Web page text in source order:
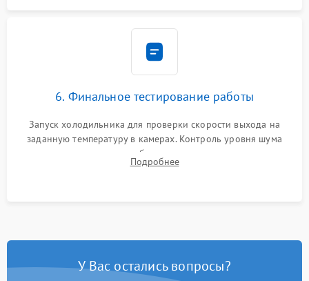
6. Финальное тестирование работы
Запуск холодильника для проверки скорости выхода на
заданную температуру в камерах. Контроль уровня шума
компрессора, отсутствия обмерзания стенок и корректного
срабатывания системы автоматической оттайки.
Подробнее
У Вас остались вопросы?